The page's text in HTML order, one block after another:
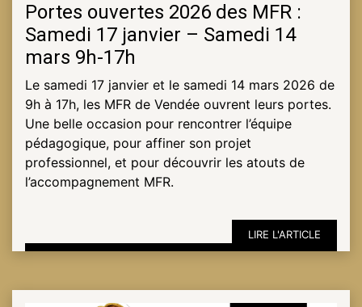
Portes ouvertes 2026 des MFR :
Samedi 17 janvier – Samedi 14
mars 9h-17h
Le samedi 17 janvier et le samedi 14 mars 2026 de
9h à 17h, les MFR de Vendée ouvrent leurs portes.
Une belle occasion pour rencontrer l’équipe
pédagogique, pour affiner son projet
professionnel, et pour découvrir les atouts de
l’accompagnement MFR.
LIRE L'ARTICLE